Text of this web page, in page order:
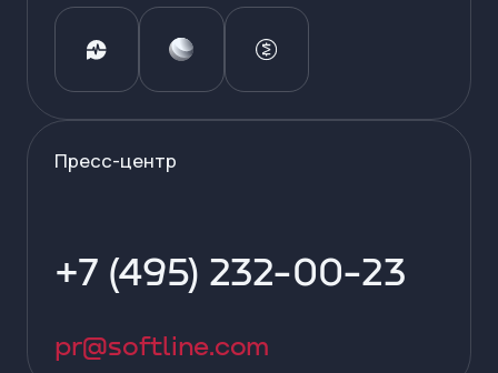
Пресс-центр
+7 (495) 232-00-23
pr@softline.com